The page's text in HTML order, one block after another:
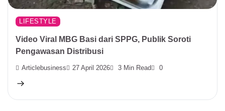
LIFESTYLE
Video Viral MBG Basi dari SPPG, Publik Soroti
Pengawasan Distribusi
Articlebusiness 27 April 2026 3 Min Read 0